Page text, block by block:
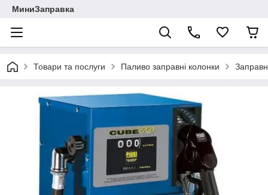
МиниЗаправка
Товари та послуги Паливо заправні колонки